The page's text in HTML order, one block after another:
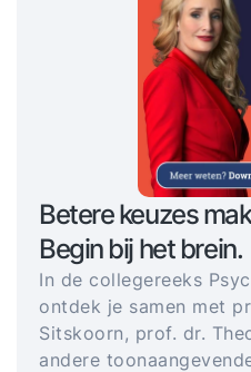
Betere keuzes
Begin bij het brein.
In de collegereeks
ontdek je samen met
Sitskoorn, prof. dr.
andere